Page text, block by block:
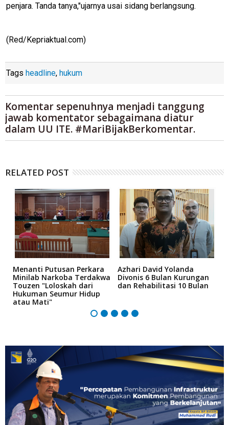
penjara. Tanda tanya,"ujarnya usai sidang berlangsung.
(Red/Kepriaktual.com)
Tags headline, hukum
Komentar sepenuhnya menjadi tanggung
jawab komentator sebagaimana diatur
dalam UU ITE. #MariBijakBerkomentar.
RELATED POST
Menanti Putusan Perkara
Minilab Narkoba Terdakwa
Touzen "Loloskah dari
Hukuman Seumur Hidup
atau Mati"
Azhari David Yolanda
Divonis 6 Bulan Kurungan
dan Rehabilitasi 10 Bulan